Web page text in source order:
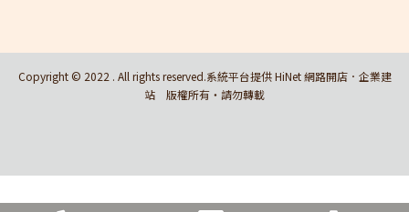
Copyright © 2022 . All rights reserved.系統平台提供 HiNet 網路開店．企業建
站 版權所有‧請勿轉載